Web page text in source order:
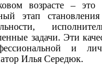
возрасте – это
этап
задачи. Эти
и
Илья Середюк.